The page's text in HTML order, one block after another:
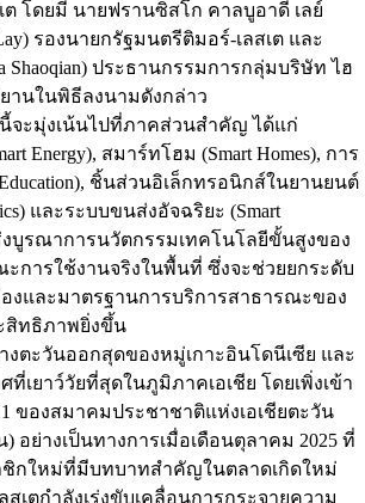
ต โดยมี นายฟรานซิสโก คาลบูอาดี เลย์
รองนายกรัฐมนตรีติมอร์-เลสเต และ
Shaoqian) ประธานกรรมการกลุ่มบริษัท ไฮ
านในพิธีลงนามดังกล่าว
จะมุ่งเน้นไปที่ภาคส่วนสำคัญ ได้แก่
Energy), สมาร์ทโฮม (Smart Homes), การ
ชิ้นส่วนอิเล็กทรอนิกส์ในยานยนต์
และระบบขนส่งอัจฉริยะ (Smart
ร่งบูรณาการนวัตกรรมเทคโนโลยีขั้นสูงของ
การใช้งานจริงในพื้นที่ ซึ่งจะช่วยยกระดับ
งและมาตรฐานการบริการสาธารณะของ
สิทธิภาพยิ่งขึ้น
งตะวันออกสุดของหมู่เกาะอินโดนีเซีย และ
ที่เยาว์วัยที่สุดในภูมิภาคเอเชีย โดยเพิ่งเข้า
ของสมาคมประชาชาติแห่งเอเชียตะวัน
) อย่างเป็นทางการเมื่อเดือนตุลาคม 2025 ที่
กใหม่ที่มีบทบาทสำคัญในตลาดเกิดใหม่
เตกำลังเร่งขับเคลื่อนการกระจายความ